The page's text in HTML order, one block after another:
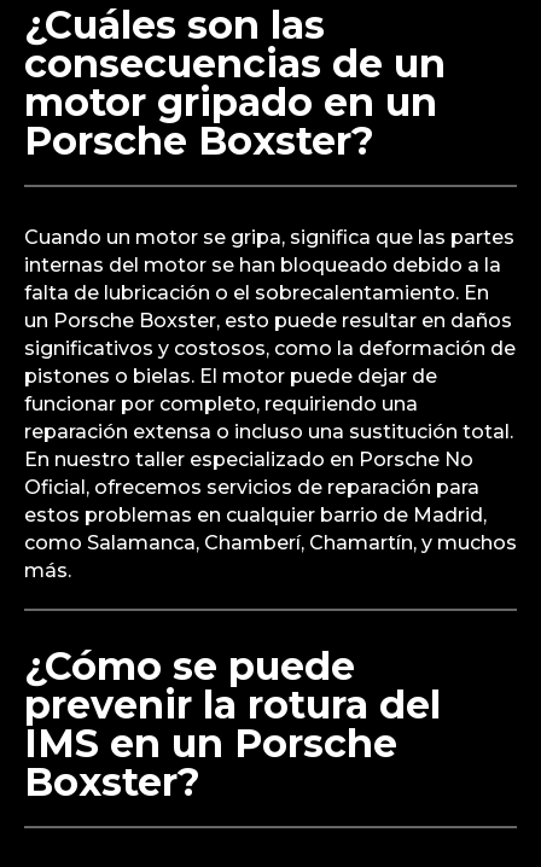
¿Cuáles son las
consecuencias de un
motor gripado en un
Porsche Boxster?
Cuando un motor se gripa, significa que las partes
internas del motor se han bloqueado debido a la
falta de lubricación o el sobrecalentamiento. En
un Porsche Boxster, esto puede resultar en daños
significativos y costosos, como la deformación de
pistones o bielas. El motor puede dejar de
funcionar por completo, requiriendo una
reparación extensa o incluso una sustitución total.
En nuestro taller especializado en Porsche No
Oficial, ofrecemos servicios de reparación para
estos problemas en cualquier barrio de Madrid,
como Salamanca, Chamberí, Chamartín, y muchos
más.
¿Cómo se puede
prevenir la rotura del
IMS en un Porsche
Boxster?